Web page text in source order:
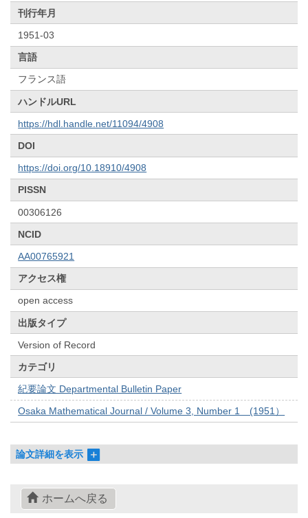
刊行年月
1951-03
言語
フランス語
ハンドルURL
https://hdl.handle.net/11094/4908
DOI
https://doi.org/10.18910/4908
PISSN
00306126
NCID
AA00765921
アクセス権
open access
出版タイプ
Version of Record
カテゴリ
紀要論文 Departmental Bulletin Paper
Osaka Mathematical Journal / Volume 3, Number 1 (1951）
論文詳細を表示
ホームへ戻る